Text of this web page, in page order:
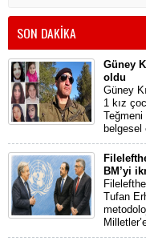
SON DAKİKA
Güney
oldu
Güney
1 kız
Teğmeni
belgesel
BM’yi
Tufan